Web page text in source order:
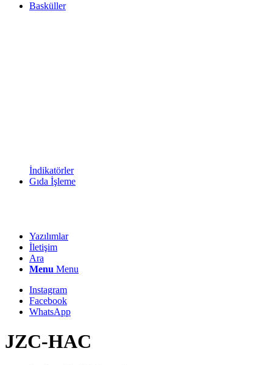
Basküller
İndikatörler
Gıda İşleme
Yazılımlar
İletişim
Ara
Menu Menu
Instagram
Facebook
WhatsApp
JZC-HAC